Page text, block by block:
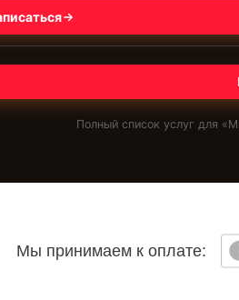
Полный список услуг для «
Мы принимаем к оплате: